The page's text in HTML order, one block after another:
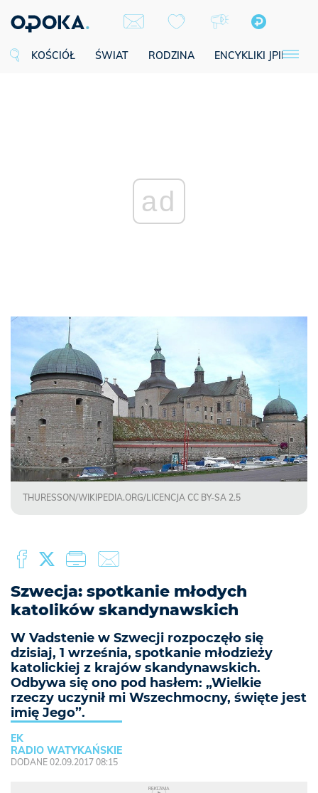
KOŚCIÓŁ ŚWIAT RODZINA ENCYKLIKI JPII
ad
THURESSON/WIKIPEDIA.ORG/LICENCJA CC BY-SA 2.5
Szwecja: spotkanie młodych
katolików skandynawskich
W Vadstenie w Szwecji rozpoczęło się
dzisiaj, 1 września, spotkanie młodzieży
katolickiej z krajów skandynawskich.
Odbywa się ono pod hasłem: „Wielkie
rzeczy uczynił mi Wszechmocny, święte jest
imię Jego”.
EK
RADIO WATYKAŃSKIE
DODANE 02.09.2017 08:15
REKLAMA